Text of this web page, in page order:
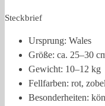
Steckbrief
Ursprung: Wales
Größe: ca. 25–30
Gewicht: 10–12 kg
Fellfarben: rot,
Besonderheiten: